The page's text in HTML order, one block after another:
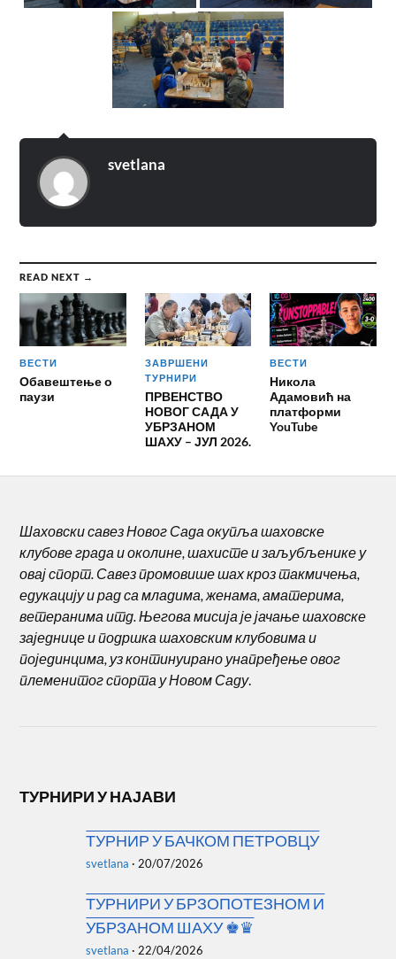
svetlana
READ NEXT →
ВЕСТИ
Обавештење о
паузи
ЗАВРШЕНИ
ТУРНИРИ
ПРВЕНСТВО
НОВОГ САДА У
УБРЗАНОМ
ШАХУ – ЈУЛ 2026.
ВЕСТИ
Никола
Адамовић на
платформи
YouTube
Шаховски савез Новог Сада окупља шаховске
клубове града и околине, шахисте и заљубљенике у
овај спорт. Савез промовише шах кроз такмичења,
едукацију и рад са младима, женама, аматерима,
ветеранима итд. Његова мисија је јачање шаховске
заједнице и подршка шаховским клубовима и
појединцима, уз континуирано унапређење овог
племенитог спорта у Новом Саду.
ТУРНИРИ У НАЈАВИ
ТУРНИР У БАЧКОМ ПЕТРОВЦУ
svetlana ·20/07/2026
ТУРНИРИ У БРЗОПОТЕЗНОМ И
УБРЗАНОМ ШАХУ ♚♛
svetlana ·22/04/2026